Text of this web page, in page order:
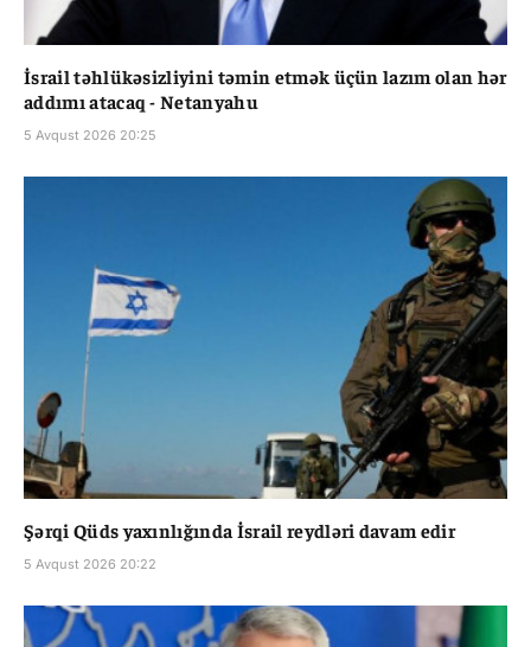
İsrail təhlükəsizliyini təmin etmək üçün lazım olan hər
addımı atacaq - Netanyahu
5 Avqust 2026 20:25
Şərqi Qüds yaxınlığında İsrail reydləri davam edir
5 Avqust 2026 20:22